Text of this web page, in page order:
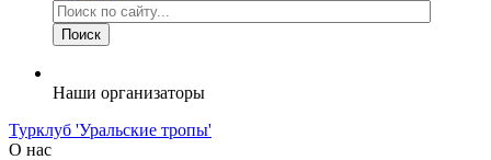
Наши организаторы
Турклуб 'Уральские тропы'
О нас